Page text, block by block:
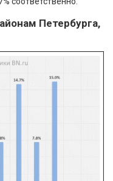
Петербурга,